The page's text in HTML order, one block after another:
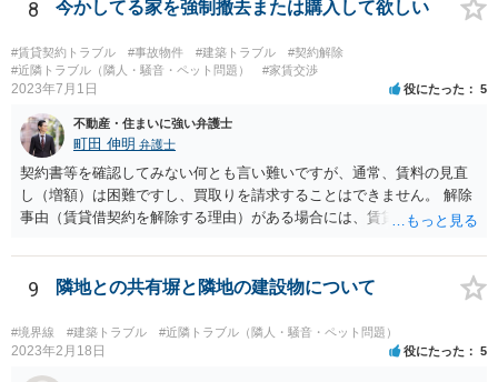
8 今かしてる家を強制撤去または購入して欲しい
#賃貸契約トラブル #事故物件 #建築トラブル
#契約解除
#近隣トラブル（隣人・騒音・ペット問題）
#家賃交渉
2023年7月1日 役にたった 5
不動産・住まいに強い弁護士
町田 伸明 弁護士
契約書等を確認してみない何とも言い難いですが、通常、賃料の見直
し（増額）は困難ですし、買取りを請求することはできません。 解除
事由（賃貸借契約を解除する理由）がある場合には、賃貸借契約を解
めることができる状況であれば、事実上、賃料の見直し（増額）や買
取りの交渉をすることもあり得るでしょう。 反対に、明け渡しを求め
ることが難しいのであれば、賃料の見直し（増額）や買取りの交渉も
困難とならざるを得ないでしょう。 いずれにしても、（強制的な）明
け渡しなどの請求もお考えなのであれば、現況や契約書等の確認が不
可欠ですから、資料等一式を持参して弁護士にご相談された方がよい
9 隣地との共有塀と隣地の建設物について
#境界線 #建築トラブル #近隣トラブル（隣人・騒音・ペット問題）
2023年2月18日 役にたった 5